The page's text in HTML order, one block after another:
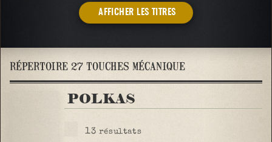
AFFICHER LES TITRES
RÉPERTOIRE 27 TOUCHES MÉCANIQUE
POLKAS
13 résultats